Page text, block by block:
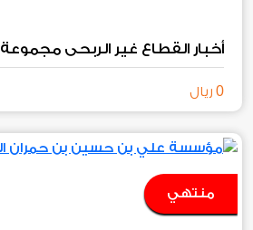
أخبار القطاع غير الربحي مجموعة واتساب
0 ريال
منتهي